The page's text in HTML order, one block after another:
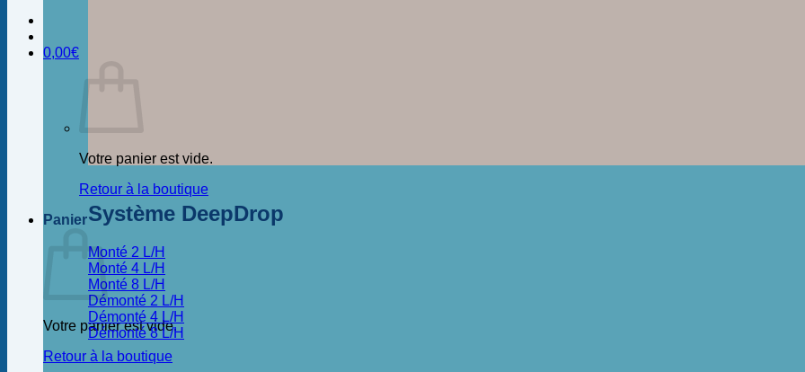
0,00€
Votre panier est vide.
Retour à la boutique
Panier
Votre panier est vide.
Retour à la boutique
Système DeepDrop
Monté 2 L/H
Monté 4 L/H
Monté 8 L/H
Démonté 2 L/H
Démonté 4 L/H
Démonté 8 L/H